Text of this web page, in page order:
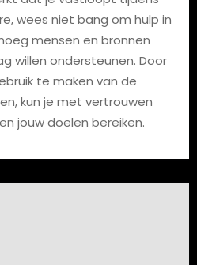
wees niet bang om hulp in
mensen en bronnen
willen ondersteunen. Door
te maken van de
kun je met vertrouwen
jouw doelen bereiken.